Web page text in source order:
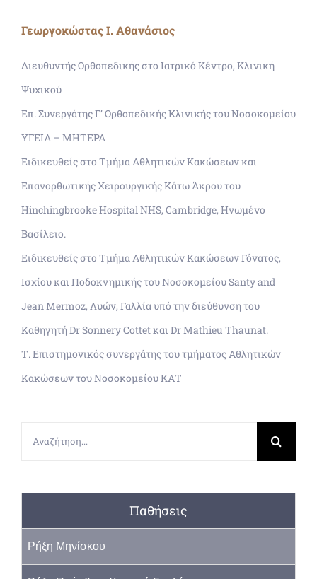
Γεωργοκώστας Ι. Αθανάσιος
Διευθυντής Ορθοπεδικής στο Ιατρικό Κέντρο, Κλινική
Ψυχικού
Επ. Συνεργάτης Γ’ Ορθοπεδικής Κλινικής του Νοσοκομείου
ΥΓΕΙΑ – ΜΗΤΕΡΑ
Ειδικευθείς στο Τμήμα Αθλητικών Κακώσεων και
Επανορθωτικής Χειρουργικής Κάτω Άκρου του
Hinchingbrooke Hospital NHS, Cambridge, Ηνωμένο
Βασίλειο.
Ειδικευθείς στο Τμήμα Αθλητικών Κακώσεων Γόνατος,
Ισχίου και Ποδοκνημικής του Νοσοκομείου Santy and
Jean Mermoz, Λυών, Γαλλία υπό την διεύθυνση του
Καθηγητή Dr Sonnery Cottet και Dr Mathieu Thaunat.
Τ. Επιστημονικός συνεργάτης του τμήματος Αθλητικών
Κακώσεων του Νοσοκομείου ΚΑΤ
Παθήσεις
Ρήξη Μηνίσκου